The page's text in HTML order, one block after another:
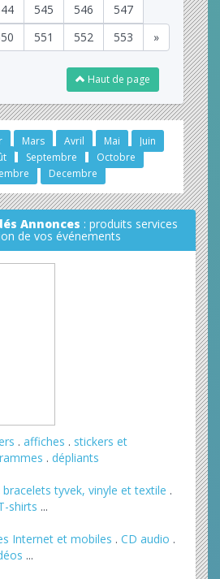
545 546
547
551 552 553 »
Haut de page
Mars Avril Mai
Juin
Septembre
Octobre
Decembre
Annonces : produits services
de vos événements
. affiches . stickers et
. dépliants
bracelets tyvek, vinyle et textile .
shirts ...
Internet et mobiles . CD audio .
...